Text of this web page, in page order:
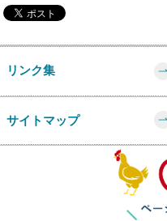
リンク集
サイトマップ